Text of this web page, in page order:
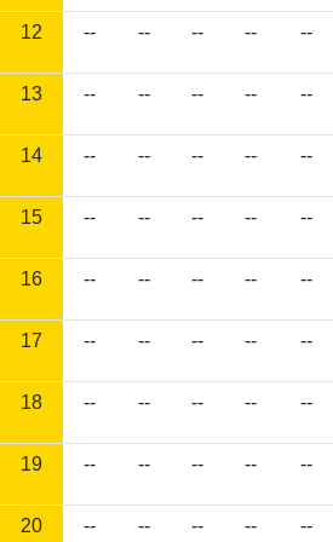
12 -- -- -- -- --
13 -- -- -- -- --
14 -- -- -- -- --
15 -- -- -- -- --
16 -- -- -- -- --
17 -- -- -- -- --
18 -- -- -- -- --
19 -- -- -- -- --
20 -- -- -- -- --